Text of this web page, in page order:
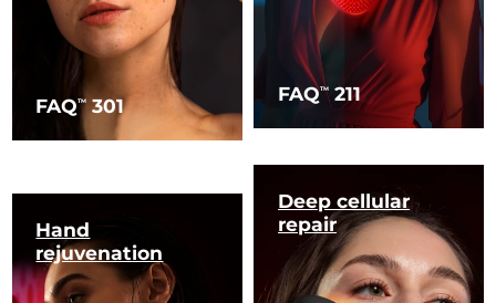
FAQTM 301
FAQTM 211
Hand
rejuvenation
Deep cellular
repair